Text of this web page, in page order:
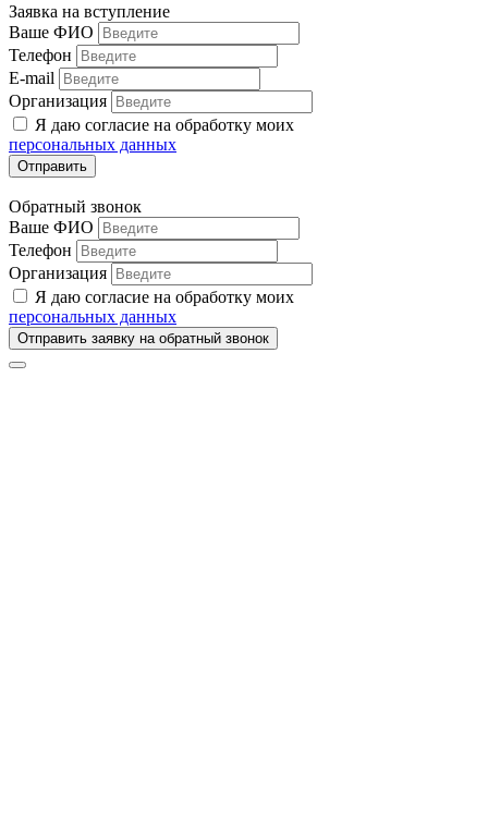
Заявка на вступление
Ваше ФИО
Телефон
E-mail
Организация
Я даю согласие на обработку моих
персональных данных
Отправить
Обратный звонок
Ваше ФИО
Телефон
Организация
Я даю согласие на обработку моих
персональных данных
Отправить заявку на обратный звонок